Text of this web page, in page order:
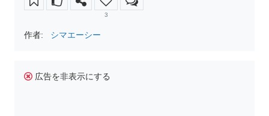
3
作者: シマエーシー
広告を非表示にする